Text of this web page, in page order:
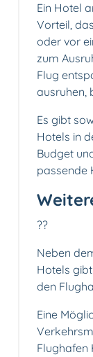
Ein Hotel
Vorteil,
oder vor
zum
Flug
ausruhen,
Es gibt
Hotels in
Budget
passende
??
Neben
Hotels
den
Eine
Flughafen